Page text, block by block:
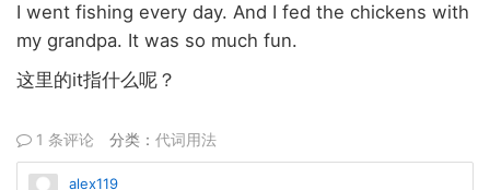
I went fishing every day. And I fed the chickens with
my grandpa. It was so much fun.
这里的it指什么呢？
1 条评论 分类： 代词用法
alex119